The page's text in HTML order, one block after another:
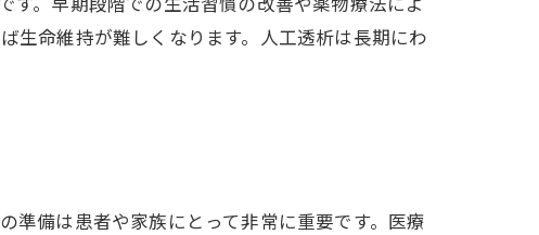
生命維持が難しくなります。人工透析は長期にわ
準備は患者や家族にとって非常に重要です。医療